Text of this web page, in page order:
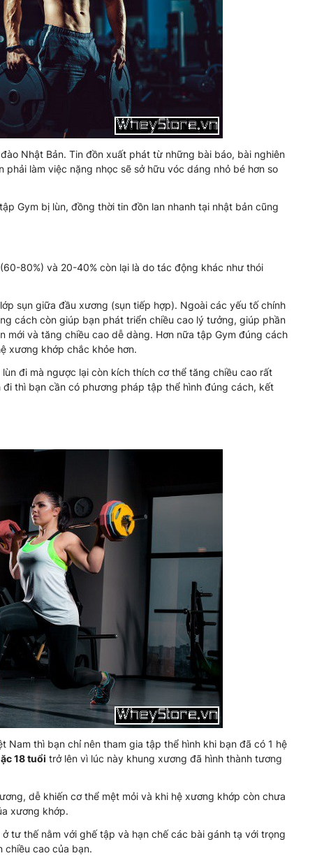
Nhật Bản. Tin đồn xuất phát từ những bài báo, bài nghiên
làm việc nặng nhọc sẽ sở hữu vóc dáng nhỏ bé hơn so
Gym bị lùn, đồng thời tin đồn lan nhanh tại nhật bản cũng
80%) và 20-40% còn lại là do tác động khác như thói
sụn giữa đầu xương (sụn tiếp hợp). Ngoài các yếu tố chính
cách còn giúp bạn phát triển chiều cao lý tưởng, giúp phần
mới và tăng chiều cao dễ dàng. Hơn nữa tập Gym đúng cách
xương khớp chắc khỏe hơn.
đi mà ngược lại còn kích thích cơ thể tăng chiều cao rất
thì bạn cần có phương pháp tập thể hình đúng cách, kết
Nam thì bạn chỉ nên tham gia tập thể hình khi bạn đã có 1 hệ
18 tuổi trở lên vì lúc này khung xương đã hình thành tương
dễ khiến cơ thể mệt mỏi và khi hệ xương khớp còn chưa
xương khớp.
tư thế nằm với ghế tập và hạn chế các bài gánh tạ với trọng
chiều cao của bạn.